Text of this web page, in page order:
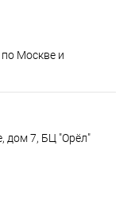
по Москве и
дом 7, БЦ "Орёл"